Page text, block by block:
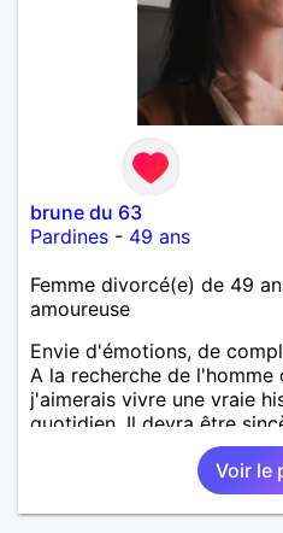
brune du 63
Pardines - 49 ans
Femme divorcé(e) de 49
amoureuse
Envie d'émotions, de
A la recherche de l'homme
j'aimerais vivre une vraie
quotidien. Il devra être
ambitieux, entreprenant,
sens de l'humour. Il saura
mettre en valeur, me
Merci de m'avoir lu et à
Voir le